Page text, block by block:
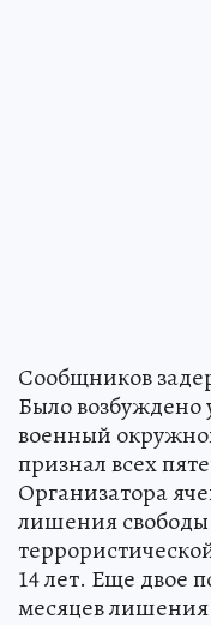
Сообщников
Было
военный
признал всех
Организатора
лишения
14 лет. Еще двое
месяцев лишения